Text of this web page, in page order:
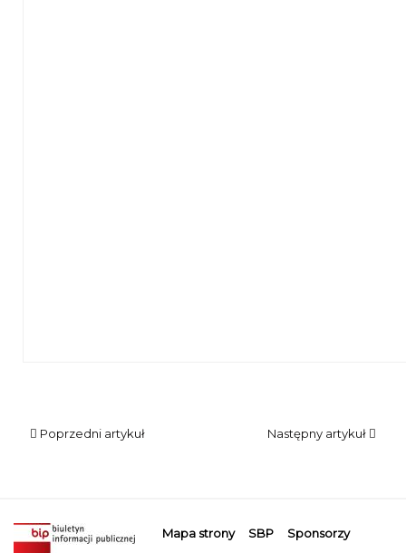
Poprzedni artykuł Następny artykuł
Mapa strony SBP Sponsorzy